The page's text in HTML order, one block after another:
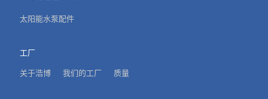
太阳能水泵配件
工厂
关于浩博 我们的工厂 质量